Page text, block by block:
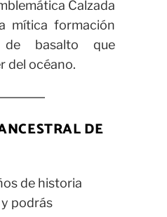
Calzada
mítica formación
basalto que
del océano.
DE
de historia
podrás